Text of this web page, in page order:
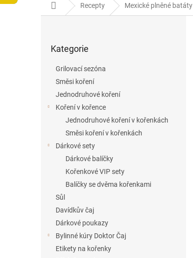
Domů Recepty Mexické plněné batáty
kategorie
Kategorie
Grilovací sezóna
Směsi koření
Jednodruhové koření
Koření v kořence
Jednodruhové koření v kořenkách
Směsi koření v kořenkách
Dárkové sety
Dárkové balíčky
Kořenkové VIP sety
Balíčky se dvěma kořenkami
Sůl
Davídkův čaj
Dárkové poukazy
Bylinné kúry Doktor Čaj
Etikety na kořenky